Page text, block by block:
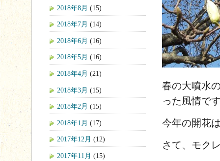
春の大噴水
った風情で
今年の開花
さて、モク
2018年8月 (15)
2018年7月 (14)
2018年6月 (16)
2018年5月 (16)
2018年4月 (21)
2018年3月 (15)
2018年2月 (15)
2018年1月 (17)
2017年12月 (12)
2017年11月 (15)